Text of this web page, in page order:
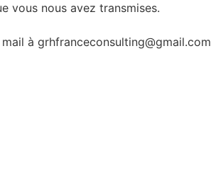
vous nous avez transmises.
à grhfranceconsulting@gmail.com